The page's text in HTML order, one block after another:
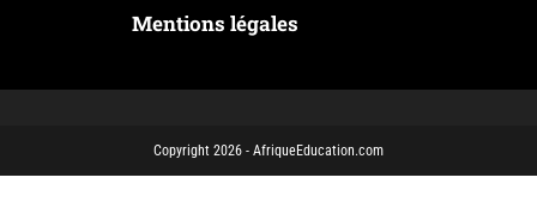
Mentions légales
Copyright 2026 - AfriqueEducation.com